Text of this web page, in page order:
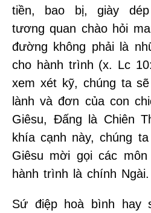
tiền, bao bị, giày
tương quan chào hỏi
đường không phải là
cho hành trình (x. Lc
xem xét kỹ, chúng ta
lành và đơn của con
Giêsu, Đấng là Chiên
khía cạnh này, chúng
Giêsu mời gọi các
hành trình là chính Ngài.
Sứ điệp hoà bình hay